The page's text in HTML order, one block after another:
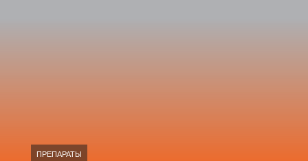
ПРЕПАРАТЫ